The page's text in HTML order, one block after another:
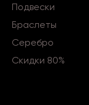
Подвески
Браслеты
Серебро
Скидки 80%